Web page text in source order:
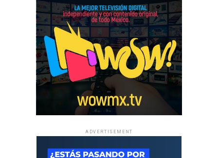
ADVERTISEMENT